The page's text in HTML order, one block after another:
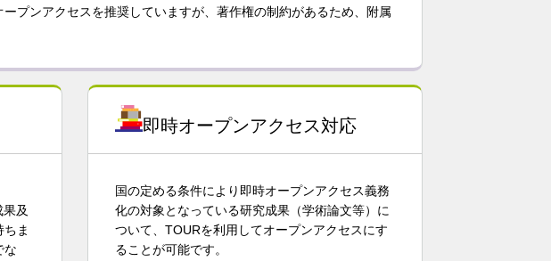
プンアクセスを推奨していますが、著作権の制約があるため、附属
及
ま
な
即時オープンアクセス対応
国の定める条件により即時オープンアクセス義務
化の対象となっている研究成果（学術論文等）に
ついて、TOURを利用してオープンアクセスにす
ることが可能です。